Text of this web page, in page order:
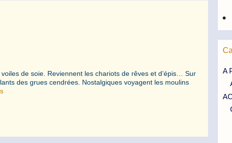
de soie. Reviennent les chariots de rêves et d’épis… Sur
des grues cendrées. Nostalgiques voyagent les moulins
A